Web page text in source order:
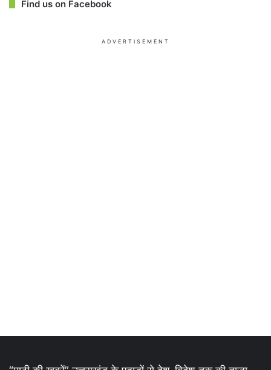
Find us on Facebook
ADVERTISEMENT